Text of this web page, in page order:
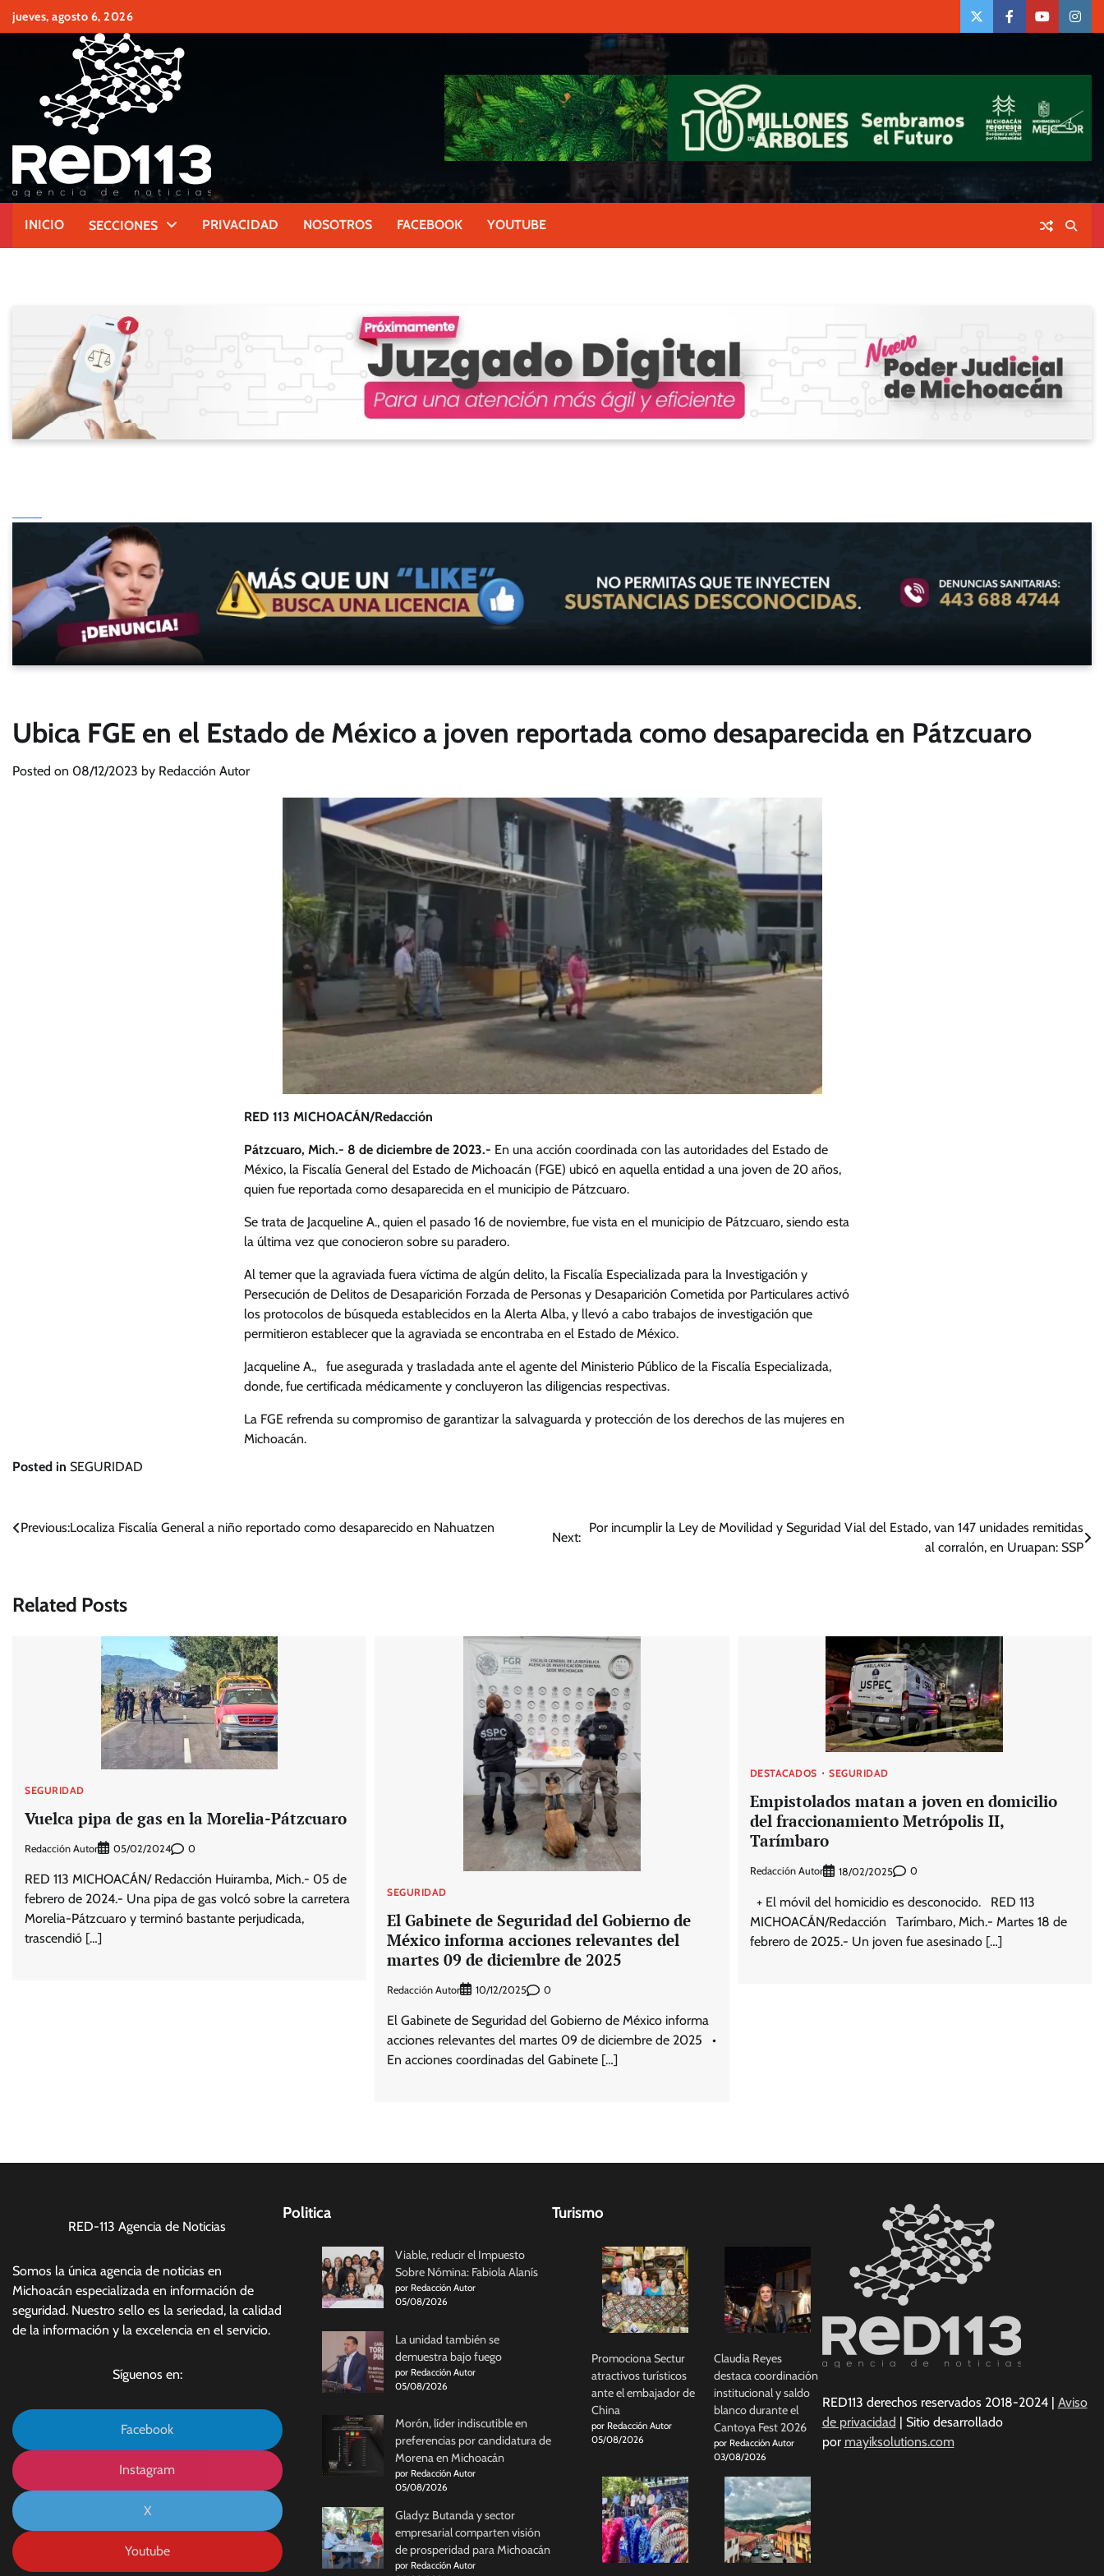
Skipjueves, agosto 6, 2026
twiter Face Youtubeinsta
INICIO SECCIONES PRIVACIDAD NOSOTROS FACEBOOK YOUTUBE
Ubica FGE en el Estado de México a joven reportada como desaparecida en Pátzcuaro
Posted on 08/12/2023 by Redacción Autor
RED 113 MICHOACÁN/Redacción
Pátzcuaro, Mich.- 8 de diciembre de 2023.- En una acción coordinada con las autoridades del Estado de
México, la Fiscalía General del Estado de Michoacán (FGE) ubicó en aquella entidad a una joven de 20 años,
quien fue reportada como desaparecida en el municipio de Pátzcuaro.
Se trata de Jacqueline A., quien el pasado 16 de noviembre, fue vista en el municipio de Pátzcuaro, siendo esta
la última vez que conocieron sobre su paradero.
Al temer que la agraviada fuera víctima de algún delito, la Fiscalía Especializada para la Investigación y
Persecución de Delitos de Desaparición Forzada de Personas y Desaparición Cometida por Particulares activó
los protocolos de búsqueda establecidos en la Alerta Alba, y llevó a cabo trabajos de investigación que
permitieron establecer que la agraviada se encontraba en el Estado de México.
Jacqueline A., fue asegurada y trasladada ante el agente del Ministerio Público de la Fiscalía Especializada,
donde, fue certificada médicamente y concluyeron las diligencias respectivas.
La FGE refrenda su compromiso de garantizar la salvaguarda y protección de los derechos de las mujeres en
Michoacán.
Posted in SEGURIDAD
Navegación
entradas
Previous:Localiza Fiscalía General a niño reportado como desaparecido en Nahuatzen
Next:
Por incumplir la Ley de Movilidad y Seguridad Vial del Estado, van 147 unidades remitidas
al corralón, en Uruapan: SSP
Related Posts
SEGURIDAD
Vuelca pipa de gas en la Morelia-Pátzcuaro
Redacción Autor 05/02/2024 0
RED 113 MICHOACÁN/ Redacción Huiramba, Mich.- 05 de
febrero de 2024.- Una pipa de gas volcó sobre la carretera
Morelia-Pátzcuaro y terminó bastante perjudicada,
trascendió […]
SEGURIDAD
El Gabinete de Seguridad del Gobierno de
México informa acciones relevantes del
martes 09 de diciembre de 2025
Redacción Autor 10/12/2025 0
El Gabinete de Seguridad del Gobierno de México informa
acciones relevantes del martes 09 de diciembre de 2025 •
En acciones coordinadas del Gabinete […]
DESTACADOS SEGURIDAD
Empistolados matan a joven en domicilio
del fraccionamiento Metrópolis II,
Tarímbaro
Redacción Autor 18/02/2025 0
+ El móvil del homicidio es desconocido. RED 113
MICHOACÁN/Redacción Tarímbaro, Mich.- Martes 18 de
febrero de 2025.- Un joven fue asesinado […]
RED-113 Agencia de Noticias
Somos la única agencia de noticias en
Michoacán especializada en información de
seguridad. Nuestro sello es la seriedad, la calidad
de la información y la excelencia en el servicio.
Síguenos en:
Facebook
Instagram
X
Youtube
Politica
Viable, reducir el Impuesto
Sobre Nómina: Fabiola Alanís
por Redacción Autor
05/08/2026
La unidad también se
demuestra bajo fuego
por Redacción Autor
05/08/2026
Morón, líder indiscutible en
preferencias por candidatura de
Morena en Michoacán
por Redacción Autor
05/08/2026
Gladyz Butanda y sector
empresarial comparten visión
de prosperidad para Michoacán
por Redacción Autor
Turismo
Promociona Sectur
atractivos turísticos
ante el embajador de
China
por Redacción Autor
05/08/2026
Claudia Reyes
destaca coordinación
institucional y saldo
blanco durante el
Cantoya Fest 2026
por Redacción Autor
03/08/2026
RED113 derechos reservados 2018-2024 | Aviso
de privacidad | Sitio desarrollado
por mayiksolutions.com